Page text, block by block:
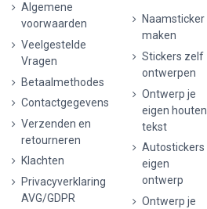
Algemene
voorwaarden
Veelgestelde
Vragen
Betaalmethodes
Contactgegevens
Verzenden en
retourneren
Klachten
Privacyverklaring
AVG/GDPR
Naamsticker
maken
Stickers zelf
ontwerpen
Ontwerp je
eigen houten
tekst
Autostickers
eigen
ontwerp
Ontwerp je